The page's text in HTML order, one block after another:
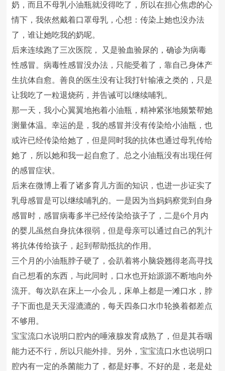
奶，而且不母乳小油瓶就没得吃了，所以在担心焦虑的心
情下，我依然戴着口罩母乳，心想：传染上她也没办法
了，谁让她吃我的奶呢。
后来连续跑了三次医院， 又是验血验尿的，确诊为病毒
性感冒。病毒性感冒没办法，只能受着了，靠自己身体产
生抗体自愈。善良的医生没有让我打针输液之类的，只是
让我吃了一粒退烧药，并告诫可以继续哺乳。
那一天，我小心翼翼地抱着小油瓶，精神紧张地频繁帮她
测量体温。幸运的是，我的感冒并没有传染给小油瓶，也
或许已经传染给她了，但是同时我的抗体也通过母乳传给
她了，所以她和我一起自愈了。总之小油瓶没有出现任何
的感冒症状。
后来在微博上看了诸多育儿方面的知识，也进一步证实了
乳母感冒是可以继续哺乳的。一是因为当妈妈察觉到自身
感冒时，感冒病毒多半已经传染给孩子了，二是6个月内
的婴儿虽然自身抗体很弱，但是母亲可以通过自己的乳汁
将抗体传给孩子，起到帮助抵抗的作用。
三个月的小油瓶脖子硬了，会趴着将小脑袋翘得老高寻找
自己想看的东西，与此同时，口水也开始源源不断地向外
流开。每次趴在床上一小会儿，床单上都是一滩口水，脖
子下面也是天天湿漉漉的，每天四条口水巾轮换着都差点
不够用。
宝宝流口水说明口腔内的唾液腺发育成熟了，但是其吞咽
能力还不行，所以只能外排。另外，宝宝流口水也说明口
腔内有一定的杀菌能力了，都是好事。不好的是，老是处